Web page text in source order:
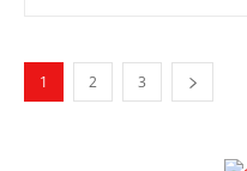
1 2 3